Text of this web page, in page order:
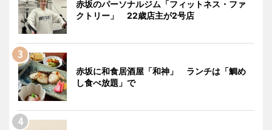
赤坂のパーソナルジム「フィットネス・ファ
クトリー」 22歳店主が2号店
赤坂に和食居酒屋「和神」 ランチは「鯛め
し食べ放題」で